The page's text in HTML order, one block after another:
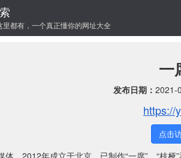
里都有，一个真正懂你的网址大全
一
发布日期： 2021-
https://
点击
体，2012年成立于北京，已制作“一席”、“枝